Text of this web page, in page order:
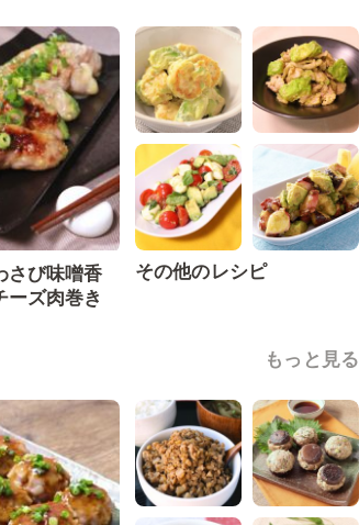
さび味噌香
ーズ肉巻き
その他のレシピ
もっと見る